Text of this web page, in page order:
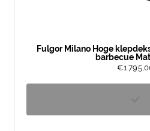
Fulgor Milano Hoge
barbecue
€